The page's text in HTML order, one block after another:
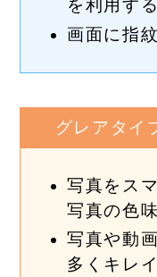
を利用す
画面に指
グレアタイ
写真をス
写真の色
写真や動
多くキレ